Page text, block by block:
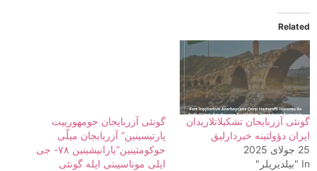
Related
گونئی آزربایجان تشکیلاتلاریدان
ایران دؤولتینه خبردارلیق
25 جولای 2025
In "بیلدیریلر"
گونئی آزربایجان جومهورییت
پارتیسینین“ آزربایجان میلّی
حوکومتینین”یارانیشینین ۷۸- جی
ایلی موناسیبتی ایله گونئی